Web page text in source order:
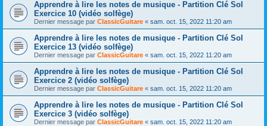
Apprendre à lire les notes de musique - Partition Clé Sol
Exercice 10 (vidéo solfège)
Dernier message par ClassicGuitare « sam. oct. 15, 2022 11:20 am
Apprendre à lire les notes de musique - Partition Clé Sol
Exercice 13 (vidéo solfège)
Dernier message par ClassicGuitare « sam. oct. 15, 2022 11:20 am
Apprendre à lire les notes de musique - Partition Clé Sol
Exercice 2 (vidéo solfège)
Dernier message par ClassicGuitare « sam. oct. 15, 2022 11:20 am
Apprendre à lire les notes de musique - Partition Clé Sol
Exercice 3 (vidéo solfège)
Dernier message par ClassicGuitare « sam. oct. 15, 2022 11:20 am